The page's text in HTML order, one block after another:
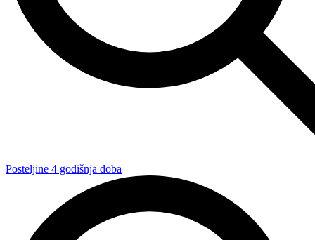
Posteljine 4 godišnja doba